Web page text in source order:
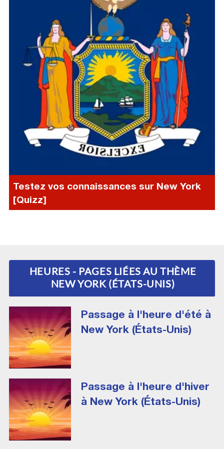
Testez vos connaissances sur New York
[Quizz]
HEURES - PAGES LIÉES AU THÈME
NEW YORK (ÉTATS-UNIS)
Passage à l'heure d'été à
New York (États-Unis)
Passage à l'heure d'hiver
à New York (États-Unis)